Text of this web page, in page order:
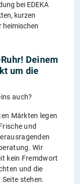
bei EDEKA
kurzen
heimischen
Deinem
um die
auch?
Märkten legen
und
Wir
kein Fremdwort
und die
stehen.